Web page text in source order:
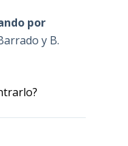
por
y B.